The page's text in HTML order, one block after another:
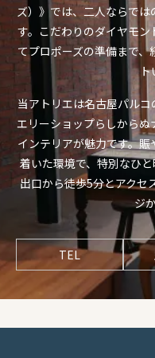
ズ）》では、二人ならで
す。こだわりのダイヤモ
てプロポーズの準備まで
当アトリエは名古屋パル
エリーショップらしから
インテリアが魅力です。
着いた環境で、特別なひ
出口から徒歩5分とアクセ
ジ
TEL